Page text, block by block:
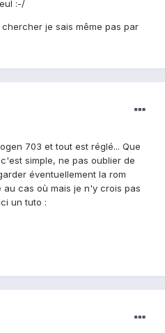
:-/
je sais même pas par
703 et tout est réglé... Que
simple, ne pas oublier de
éventuellement la rom
cas où mais je n'y crois pas
un tuto :